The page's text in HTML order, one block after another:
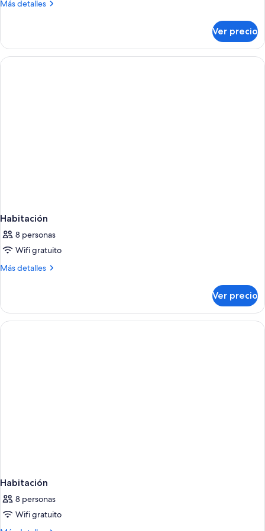
Más detalles
Más
Ver precio
Habitación
8 personas
Wifi gratuito
Más detalles
Más
Ver precio
Habitación
8 personas
Wifi gratuito